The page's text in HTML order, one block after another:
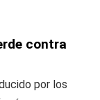
contra
por los